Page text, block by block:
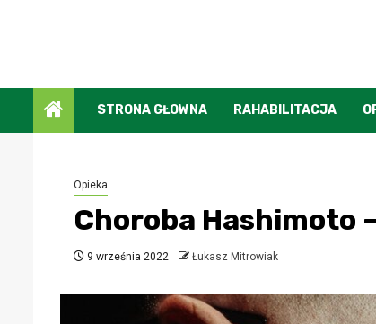
STRONA GŁOWNA RAHABILITACJA
Opieka
Choroba Hashimoto
9 września 2022 Łukasz Mitrowiak